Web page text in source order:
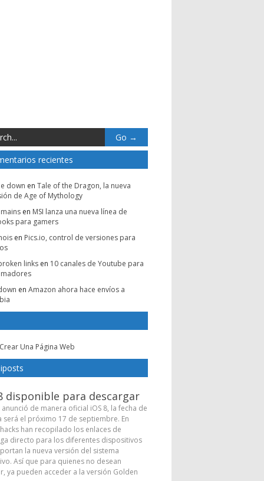
recientes
down en Tale of the Dragon, la nueva
de Age of Mythology
en MSI lanza una nueva línea de
para gamers
en Pics.io, control de versiones para
links en 10 canales de Youtube para
en Amazon ahora hace envíos a
Una Página Web
disponible para descargar
de manera oficial iOS 8, la fecha de
será el próximo 17 de septiembre. En
han recopilado los enlaces de
directo para los diferentes dispositivos
la nueva versión del sistema
Así que para quienes no desean
ya pueden acceder a la versión Golden